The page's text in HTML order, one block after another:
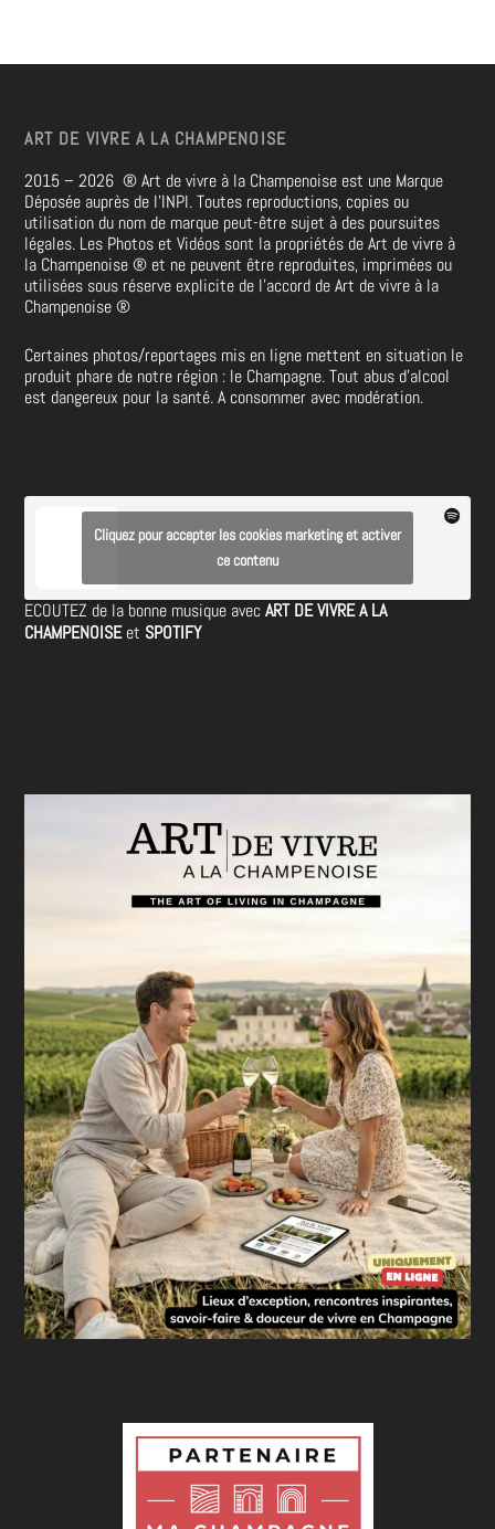
ART DE VIVRE A LA CHAMPENOISE
2015 – 2026®Art de vivre à la Champenoise est une Marque
Déposée auprès de l’INPI. Toutes reproductions, copies ou
utilisation du nom de marque peut-être sujet à des poursuites
légales. Les Photos et Vidéos sont la propriétés de Art de vivre à
la Champenoise® et ne peuvent être reproduites, imprimées ou
utilisées sous réserve explicite de l’accord de Art de vivre à la
Champenoise®
Certaines photos/reportages mis en ligne mettent en situation le
produit phare de notre région : le Champagne. Tout abus d’alcool
est dangereux pour la santé. A consommer avec modération.
Cliquez pour accepter les cookies marketing et activer
ce contenu
ECOUTEZ de la bonne musique avecART DE VIVRE A LA
CHAMPENOISEet SPOTIFY